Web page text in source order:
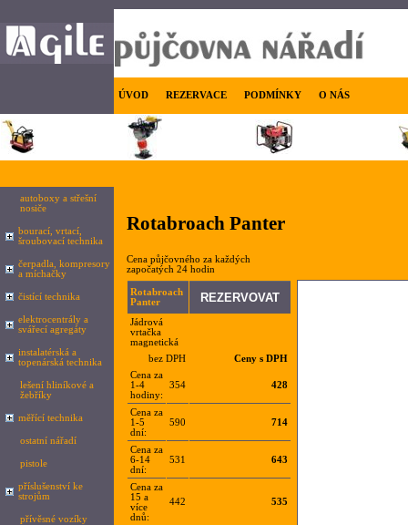
ÚVOD REZERVACE PODMÍNKY O NÁS
autoboxy a střešní
nosiče
bourací, vrtací,
šroubovací technika
čerpadla, kompresory
a míchačky
čistící technika
elektrocentrály a
svářecí agregáty
instalatérská a
topenárská technika
lešení hliníkové a
žebříky
měřící technika
ostatní nářadí
pistole
příslušenství ke
strojům
přívěsné vozíky
Rotabroach Panter
Cena půjčovného za každých
započatých 24 hodin
Rotabroach
Panter
Jádrová
vrtačka
magnetická
bez DPH
Ceny s DPH
Cena za
1-4
hodiny:
354 428
Cena za
1-5
dní:
590 714
Cena za
6-14
dní:
531 643
Cena za
15 a
více
dnů:
442 535